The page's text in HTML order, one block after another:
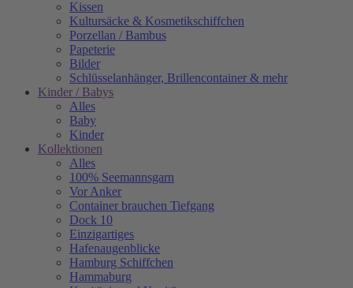
Kissen
Kultursäcke & Kosmetikschiffchen
Porzellan / Bambus
Papeterie
Bilder
Schlüsselanhänger, Brillencontainer & mehr
Kinder / Babys
Alles
Baby
Kinder
Kollektionen
Alles
100% Seemannsgarn
Vor Anker
Container brauchen Tiefgang
Dock 10
Einzigartiges
Hafenaugen­blicke
Hamburg Schiffchen
Hammaburg